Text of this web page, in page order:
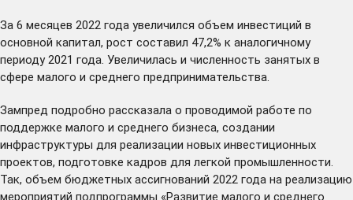
За 6 месяцев 2022 года увеличился объем инвестиций в
основной капитал, рост составил 47,2% к аналогичному
периоду 2021 года. Увеличилась и численность занятых в
сфере малого и среднего предпринимательства.
Зампред подробно рассказала о проводимой работе по
поддержке малого и среднего бизнеса, создании
инфраструктуры для реализации новых инвестиционных
проектов, подготовке кадров для легкой промышленности.
Так, объем бюджетных ассигнований 2022 года на реализацию
мероприятий подпрограммы «Развитие малого и среднего